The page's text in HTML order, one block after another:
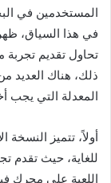
المستخدمين في
في هذا السياق،
تحاول تقديم تجربة
ذلك، هناك العديد
المعدلة التي يجب
للغاية، حيث تقدم
اللعبة على محرك